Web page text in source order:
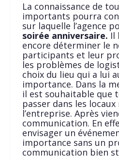
La connaissance de
importants pourra
sur laquelle l’agence
soirée anniversaire. Il
encore déterminer le
participants et leur
les problèmes de
choix du lieu qui a lui
importance. Dans la
il est souhaitable que
passer dans les locaux
l’entreprise. Après
communication. En
envisager un
importance sans un
communication bien